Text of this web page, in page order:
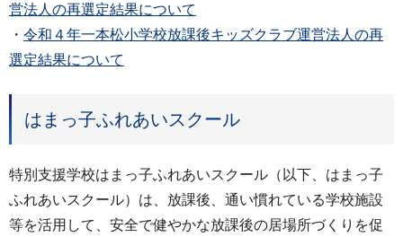
営法人の再選定結果について
・ 令和４年一本松小学校放課後キッズクラブ運営法人の再
選定結果について
はまっ子ふれあいスクール
特別支援学校はまっ子ふれあいスクール（以下、はまっ子
ふれあいスクール）は、放課後、通い慣れている学校施設
等を活用して、安全で健やかな放課後の居場所づくりを促